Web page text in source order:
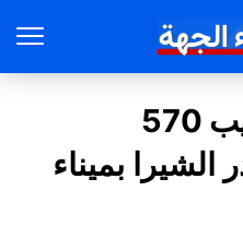
إحباط محاولة تهريب 570
بميناء